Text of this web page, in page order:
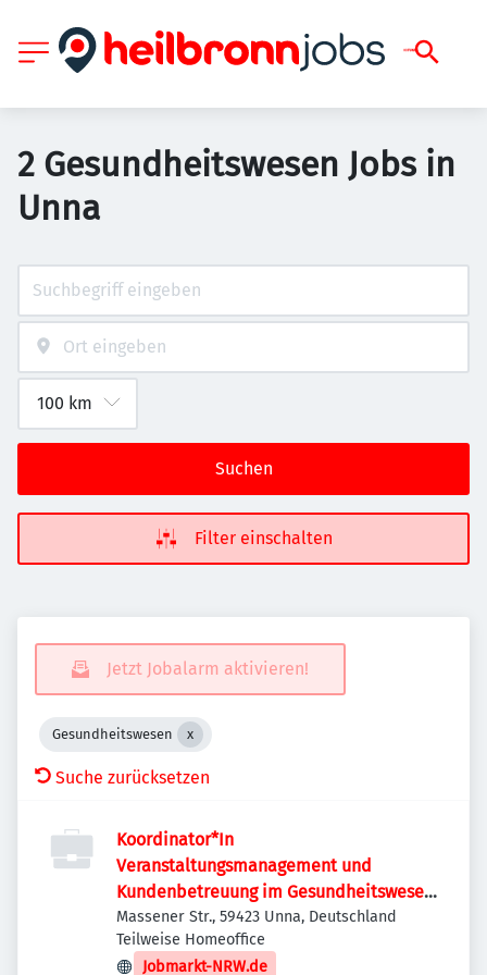
2 Gesundheitswesen Jobs in
Unna
Suchen
Filter einschalten
Jetzt Jobalarm aktivieren!
Gesundheitswesen
Suche zurücksetzen
Koordinator*In
Veranstaltungsmanagement und
Kundenbetreuung im Gesundheitswesen
(m/w/d)
Massener Str., 59423 Unna, Deutschland
Teilweise Homeoffice
Jobmarkt-NRW.de